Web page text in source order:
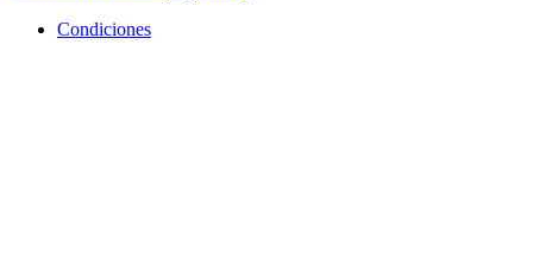
Condiciones